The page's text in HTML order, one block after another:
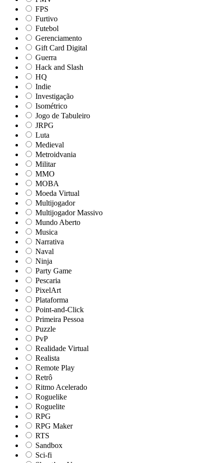
FPS
Furtivo
Futebol
Gerenciamento
Gift Card Digital
Guerra
Hack and Slash
HQ
Indie
Investigação
Isométrico
Jogo de Tabuleiro
JRPG
Luta
Medieval
Metroidvania
Militar
MMO
MOBA
Moeda Virtual
Multijogador
Multijogador Massivo
Mundo Aberto
Musica
Narrativa
Naval
Ninja
Party Game
Pescaria
PixelArt
Plataforma
Point-and-Click
Primeira Pessoa
Puzzle
PvP
Realidade Virtual
Realista
Remote Play
Retrô
Ritmo Acelerado
Roguelike
Roguelite
RPG
RPG Maker
RTS
Sandbox
Sci-fi